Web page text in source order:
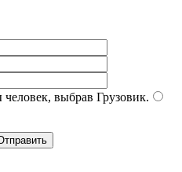
выбрав Грузовик.